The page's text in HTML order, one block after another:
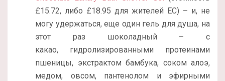
£15.72, либо £18.95 для жителей ЕС) – и, не
могу удержаться, еще один гель для душа, на
этот раз шоколадный – с
какао, гидролизированными протеинами
пшеницы, экстрактом бамбука, соком алоэ,
медом, овсом, пантенолом и эфирными